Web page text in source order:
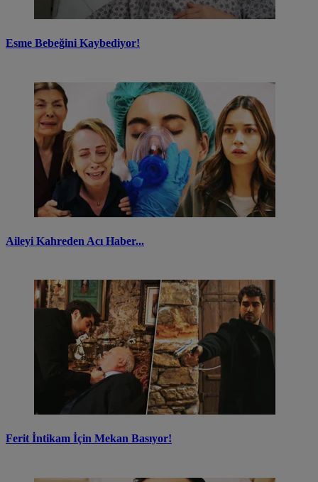
Esme Bebeğini Kaybediyor!
Aileyi Kahreden Acı Haber...
Ferit İntikam İçin Mekan Basıyor!